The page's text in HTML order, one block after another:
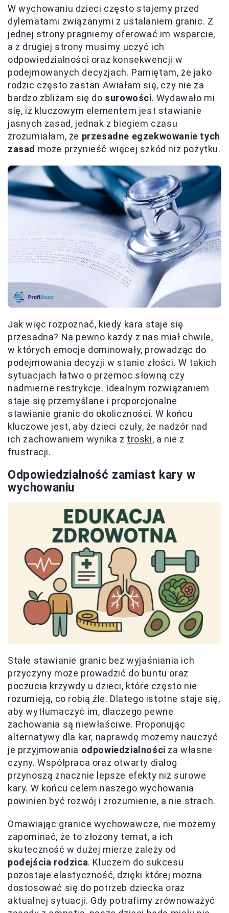
W wychowaniu dzieci często stajemy przed
dylematami związanymi z ustalaniem granic. Z
jednej strony pragniemy oferować im wsparcie,
a z drugiej strony musimy uczyć ich
odpowiedzialności oraz konsekwencji w
podejmowanych decyzjach. Pamiętam, że jako
rodzic często zastan Awiałam się, czy nie za
bardzo zbliżam się do surowości. Wydawało mi
się, iż kluczowym elementem jest stawianie
jasnych zasad, jednak z biegiem czasu
zrozumiałam, że przesadne egzekwowanie tych
zasad może przynieść więcej szkód niż pożytku.
Jak więc rozpoznać, kiedy kara staje się
przesadna? Na pewno każdy z nas miał chwile,
w których emocje dominowały, prowadząc do
podejmowania decyzji w stanie złości. W takich
sytuacjach łatwo o przemoc słowną czy
nadmierne restrykcje. Idealnym rozwiązaniem
staje się przemyślane i proporcjonalne
stawianie granic do okoliczności. W końcu
kluczowe jest, aby dzieci czuły, że nadzór nad
ich zachowaniem wynika z troski, a nie z
frustracji.
Odpowiedzialność zamiast kary w
wychowaniu
Stałe stawianie granic bez wyjaśniania ich
przyczyny może prowadzić do buntu oraz
poczucia krzywdy u dzieci, które często nie
rozumieją, co robią źle. Dlatego istotne staje się,
aby wytłumaczyć im, dlaczego pewne
zachowania są niewłaściwe. Proponując
alternatywy dla kar, naprawdę możemy nauczyć
je przyjmowania odpowiedzialności za własne
czyny. Współpraca oraz otwarty dialog
przynoszą znacznie lepsze efekty niż surowe
kary. W końcu celem naszego wychowania
powinien być rozwój i zrozumienie, a nie strach.
Omawiając granice wychowawcze, nie możemy
zapominać, że to złożony temat, a ich
skuteczność w dużej mierze zależy od
podejścia rodzica. Kluczem do sukcesu
pozostaje elastyczność, dzięki której można
dostosować się do potrzeb dziecka oraz
aktualnej sytuacji. Gdy potrafimy zrównoważyć